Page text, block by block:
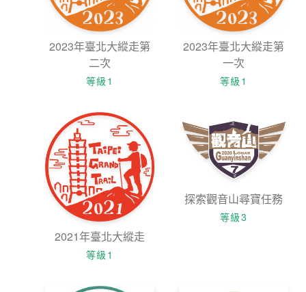
2023年臺北大縱走第
二次
等級1
2023年臺北大縱走第
一次
等級1
2021年臺北大縱走
等級1
探索觀音山尋寶任務
等級3